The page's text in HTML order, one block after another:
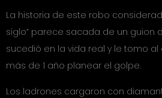
La historia de este robo
siglo” parece sacada de un guion
sucedió en la vida real y le tomo
más de 1 año planear el golpe.
Los ladrones cargaron con